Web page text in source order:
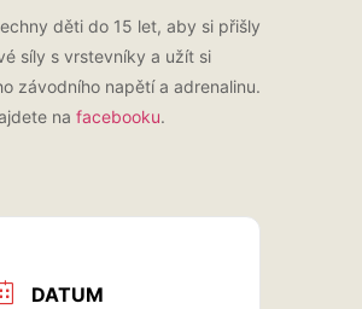
děti do 15 let, aby si přišly
síly s vrstevníky a užít si
závodního napětí a adrenalinu.
na facebooku.
DATUM